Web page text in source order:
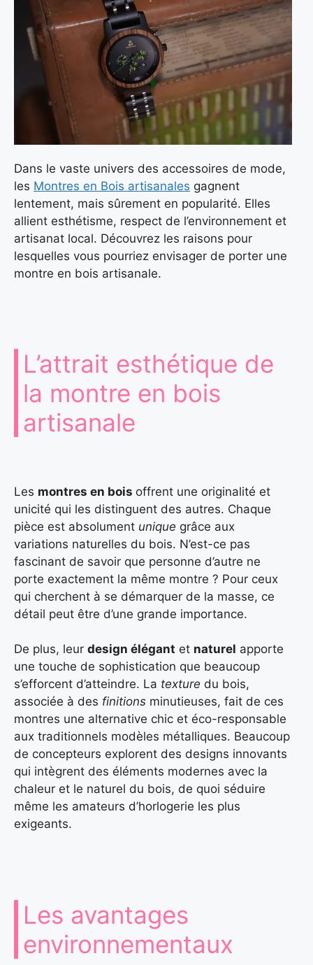
Dans le vaste univers des accessoires de mode,
les Montres en Bois artisanales gagnent
lentement, mais sûrement en popularité. Elles
allient esthétisme, respect de l’environnement et
artisanat local. Découvrez les raisons pour
lesquelles vous pourriez envisager de porter une
montre en bois artisanale.
L’attrait esthétique de
la montre en bois
artisanale
Les montres en bois offrent une originalité et
unicité qui les distinguent des autres. Chaque
pièce est absolument unique grâce aux
variations naturelles du bois. N’est-ce pas
fascinant de savoir que personne d’autre ne
porte exactement la même montre ? Pour ceux
qui cherchent à se démarquer de la masse, ce
détail peut être d’une grande importance.
De plus, leur design élégant et naturel apporte
une touche de sophistication que beaucoup
s’efforcent d’atteindre. La texture du bois,
associée à des finitions minutieuses, fait de ces
montres une alternative chic et éco-responsable
aux traditionnels modèles métalliques. Beaucoup
de concepteurs explorent des designs innovants
qui intègrent des éléments modernes avec la
chaleur et le naturel du bois, de quoi séduire
même les amateurs d’horlogerie les plus
exigeants.
Les avantages
environnementaux